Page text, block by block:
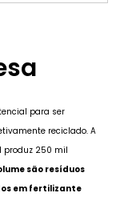
para ser
reciclado. A
produz 250 mil
são resíduos
em fertilizante